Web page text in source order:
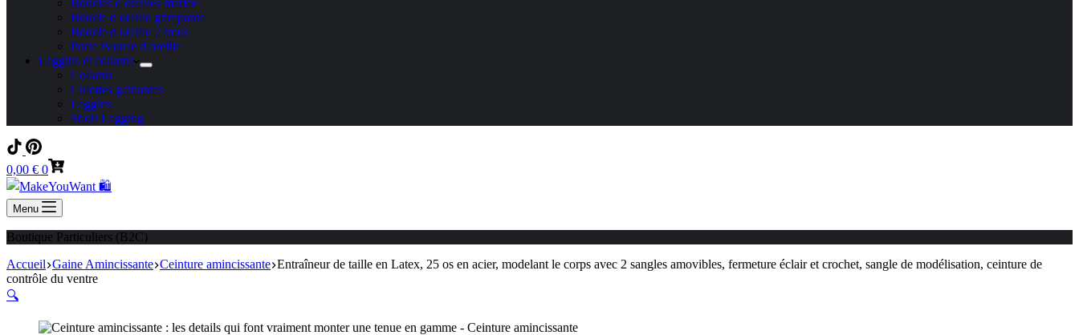
Boucles d oreilles mariée
Boucle d oreille grimpante
Boucle d oreille 2 trous
Porte Boucle d oreille
Leggins et collants
Collants
Culottes gainantes
Leggins
Short Legging
Panier
d’achat
0,00 € 0
Menu
Boutique Particuliers (B2C)
Accueil Gaine Amincissante Ceinture amincissante Entraîneur de taille en Latex, 25 os en acier, modelant le corps avec 2 sangles amovibles, fermeture éclair et crochet, sangle de modélisation, ceinture de
contrôle du ventre
🔍